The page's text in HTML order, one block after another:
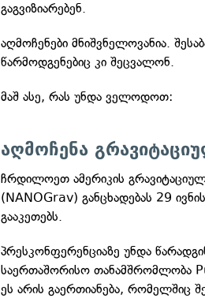
გაგვიზიარებენ.
აღმოჩენები მნიშვნელოვანია.
წარმოდგენებიც კი შეცვალონ.
მაშ ასე, რას უნდა ველოდოთ:
აღმოჩენა
ჩრდილოეთ ამერიკის
(NANOGrav) განცხადებას 29
გააკეთებს.
პრესკონფერენციაზე უნდა
საერთაშორისო თანამშრომლობა
ეს არის გაერთიანება, რომელშიც